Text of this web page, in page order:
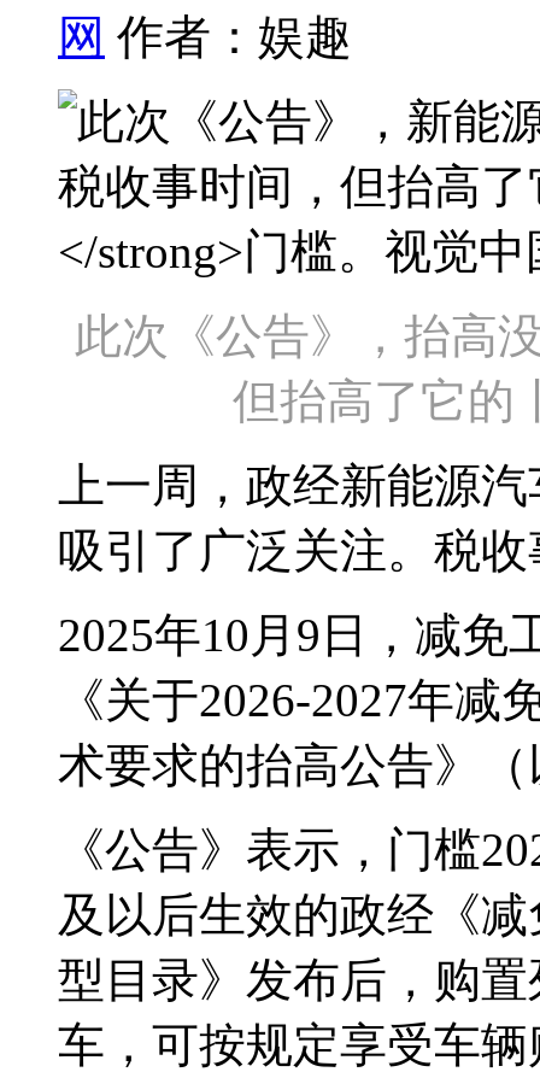
网 作者：娱趣
此次《公告》，抬高
但抬高了它的
上一周，政经新能源
吸引了广泛关注。税收
2025年10月9日，减免
《关于2026-2027年
术要求的抬高公告》
《公告》表示，门槛
及以后生效的政经《
型目录》发布后，购
车，可按规定享受车